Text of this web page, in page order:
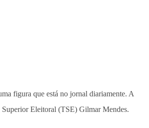
figura que está no jornal diariamente. A
Superior Eleitoral (TSE) Gilmar Mendes.